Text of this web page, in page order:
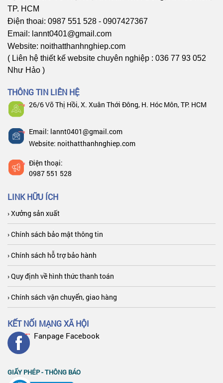
TP. HCM
Điện thoai: 0987 551 528 - 0907427367
Email: lannt0401@gmail.com
Website: noithatthanhnghiep.com
( Liên hệ thiết kế website chuyên nghiệp : 036 77 93 052
Như Hảo )
THÔNG TIN LIÊN HỆ
26/6 Võ Thị Hồi, X. Xuân Thới Đông, H. Hóc Môn, TP. HCM
Email: lannt0401@gmail.com
Website: noithatthanhnghiep.com
Điện thoại:
0987 551 528
LINK HỮU ÍCH
› Xưởng sản xuất
› Chính sách bảo mật thông tin
› Chính sách hỗ trợ bảo hành
› Quy định về hình thức thanh toán
› Chính sách vận chuyển, giao hàng
KẾT NỐI MẠNG XÃ HỘI
Fanpage Facebook
GIẤY PHÉP - THÔNG BÁO